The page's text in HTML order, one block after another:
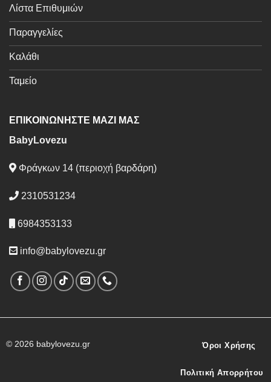
Λίστα Επιθυμιών
Παραγγελίες
Καλάθι
Ταμείο
ΕΠΙΚΟΙΝΩΝΗΣΤΕ ΜΑΖΙ ΜΑΣ
BabyLovezu
Φράγκων 14 (περιοχή βαρδάρη)
2310531234
6984353133
info@babylovezu.gr
© 2026 babylovezu.gr Όροι Χρήσης
Πολιτική Απορρήτου